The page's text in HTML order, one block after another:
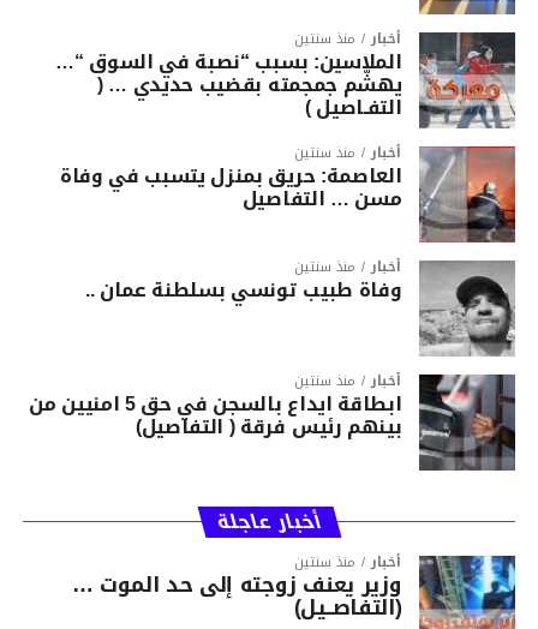
أخبار منذ سنتين
الملاسين: بسبب “نصبة في السوق “…
يهشّم جمجمته بقضيب حديدي … (
التفـاصيل )
أخبار منذ سنتين
العاصمة: حريق بمنزل يتسبب في وفاة
مسن … التفاصيل
أخبار منذ سنتين
وفاة طبيب تونسي بسلطنة عمان ..
أخبار منذ سنتين
ابطاقة ايداع بالسجن في حق 5 امنيين من
بينهم رئيس فرقة ( التفاصيل)
أخبار عاجلة
أخبار منذ سنتين
وزير يعنف زوجته إلى حد الموت …
(التفاصــيل)